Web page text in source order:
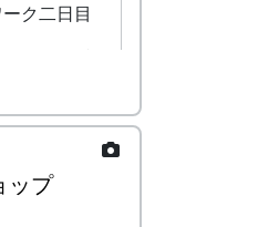
ク二日目
れたのを記
いて調査報
田について
庫川女子
れます。
ップ